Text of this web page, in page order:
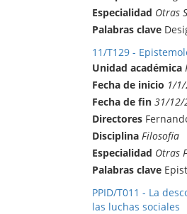
Especialidad Otras
Palabras clave
11/T129 -
Unidad académica
Fecha de inicio 1/
Fecha de fin 31/12/
Directores
Disciplina Filosofia
Especialidad Otras
Palabras clave
PPID/T011 - La
las luchas sociales